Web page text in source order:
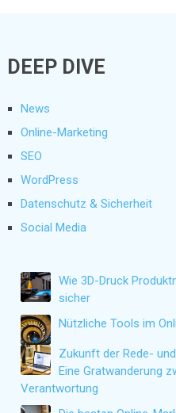
DEEP DIVE
News
Online-Marketing
SEO
WordPress
Datenschutz & Sicherheit
Social Media
Wie 3D-Druck
sicher
Nützliche Tools im
Zukunft der Rede-
Eine Gratwanderung
Verantwortung